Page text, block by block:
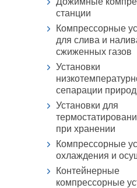
станции
Компрессорные
для слива и
сжиженных газов
Установки
сепарации
Установки для
при хранении
Компрессорные
охлаждения и
Контейнерные
компрессорные